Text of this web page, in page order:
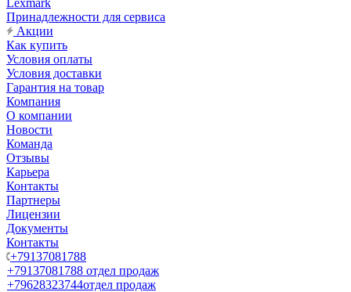
Lexmark
Принадлежности для сервиса
Акции
Как купить
Условия оплаты
Условия доставки
Гарантия на товар
Компания
О компании
Новости
Команда
Отзывы
Карьера
Контакты
Партнеры
Лицензии
Документы
Контакты
+79137081788
+79137081788 отдел продаж
+79628323744отдел продаж